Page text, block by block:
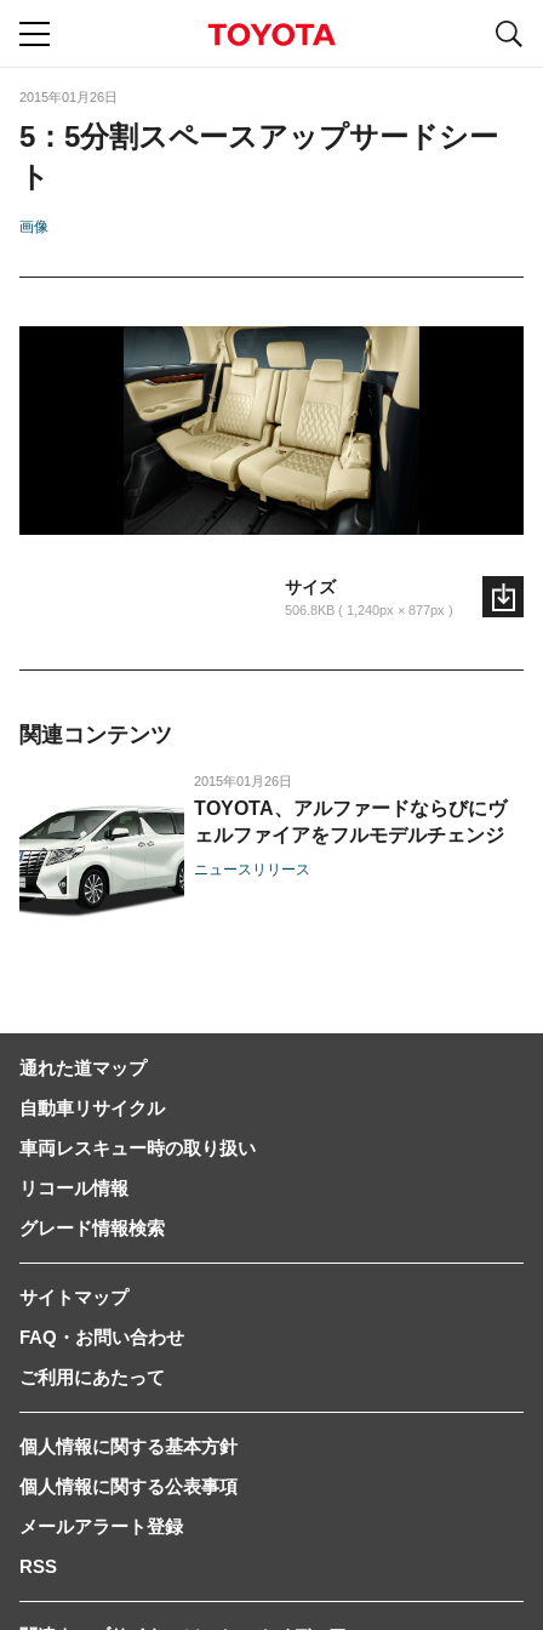
2015年01月26日
5：5分割スペースアップサードシー
ト
画像
サイズ
506.8KB 1,240px × 877px
関連コンテンツ
2015年01月26日
TOYOTA、アルファードならびにヴ
ェルファイアをフルモデルチェンジ
ニュースリリース
通れた道マップ
自動車リサイクル
車両レスキュー時の取り扱い
リコール情報
グレード情報検索
サイトマップ
FAQ・お問い合わせ
ご利用にあたって
個人情報に関する基本方針
個人情報に関する公表事項
メールアラート登録
RSS